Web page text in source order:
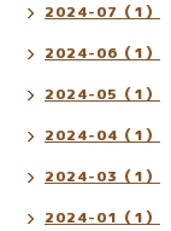
2024-07（1）
2024-06（1）
2024-05（1）
2024-04（1）
2024-03（1）
2024-01（1）